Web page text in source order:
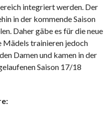
integriert werden. Der
in der kommende Saison
Daher gäbe es für die neue
Mädels trainieren jedoch
Damen und kamen in der
Saison 17/18